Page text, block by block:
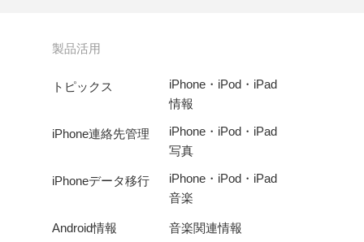
製品活用
トピックス
iPhone・iPod・iPad
情報
iPhone連絡先管理
iPhone・iPod・iPad
写真
iPhoneデータ移行
iPhone・iPod・iPad
音楽
Android情報 音楽関連情報